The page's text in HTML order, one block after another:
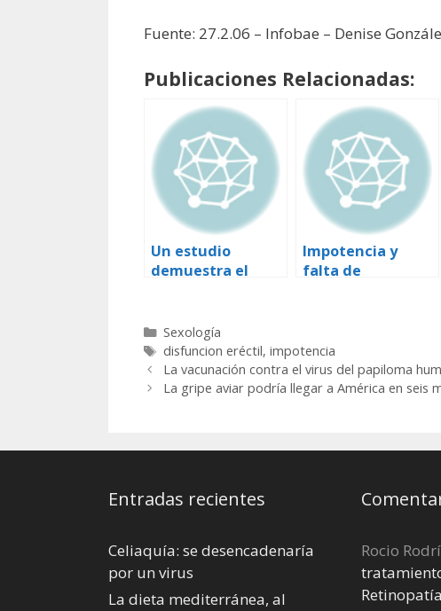
Fuente: 27.2.06 – Infobae – Denise
Publicaciones Relacionadas:
Un estudio
demuestra el
Disfinción Eréctil
Impotencia y
falta de
Categorías
Sexología
Etiquetas
disfuncion eréctil, impotencia
La vacunación contra el virus del papiloma
La gripe aviar podría llegar a América en seis
Entradas recientes
Celiaquía: se desencadenaría
por un virus
La dieta mediterránea, al
Rocio